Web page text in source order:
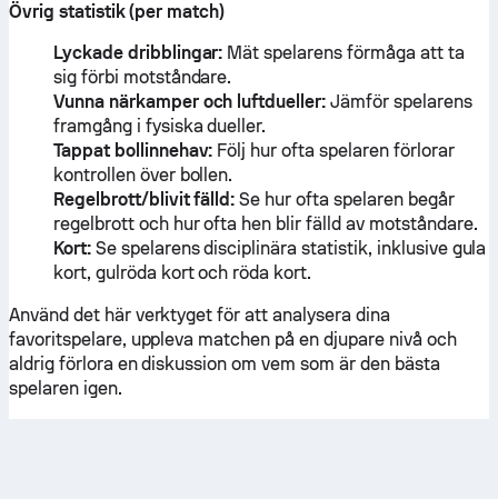
Övrig statistik (per match)
Lyckade dribblingar: Mät spelarens förmåga att ta
sig förbi motståndare.
Vunna närkamper och luftdueller: Jämför spelarens
framgång i fysiska dueller.
Tappat bollinnehav: Följ hur ofta spelaren förlorar
kontrollen över bollen.
Regelbrott/blivit fälld: Se hur ofta spelaren begår
regelbrott och hur ofta hen blir fälld av motståndare.
Kort:Se spelarens disciplinära statistik, inklusive gula
kort, gulröda kort och röda kort.
Använd det här verktyget för att analysera dina
favoritspelare, uppleva matchen på en djupare nivå och
aldrig förlora en diskussion om vem som är den bästa
spelaren igen.